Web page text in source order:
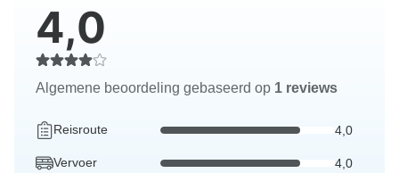
4,0
Algemene beoordeling gebaseerd op 1 reviews
Reisroute 4,0
Vervoer 4,0